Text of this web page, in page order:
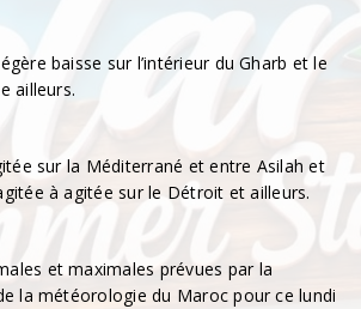
baisse sur l’intérieur du Gharb et le
ailleurs.
sur la Méditerrané et entre Asilah et
à agitée sur le Détroit et ailleurs.
et maximales prévues par la
la météorologie du Maroc pour ce lundi